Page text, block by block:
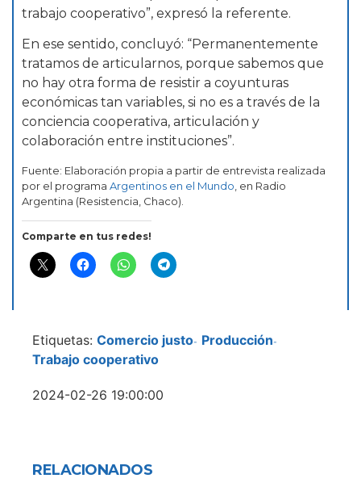
trabajo cooperativo”, expresó la referente.
En ese sentido, concluyó: “Permanentemente
tratamos de articularnos, porque sabemos que
no hay otra forma de resistir a coyunturas
económicas tan variables, si no es a través de la
conciencia cooperativa, articulación y
colaboración entre instituciones”.
Fuente: Elaboración propia a partir de entrevista realizada
por el programa Argentinos en el Mundo , en Radio
Argentina (Resistencia, Chaco).
Comparte en tus redes!
Etiquetas: Comercio justo- Producción-
Trabajo cooperativo
2024-02-26 19:00:00
RELACIONADOS